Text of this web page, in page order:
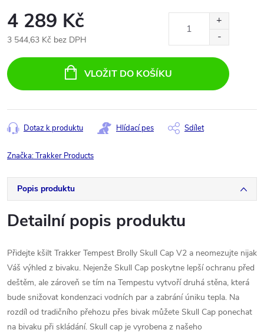
4 289 Kč
3 544,63 Kč bez DPH
cena:
VLOŽIT DO KOŠÍKU
Dotaz k produktu Hlídací pes Sdílet
Značka:Trakker Products
Popis produktu
Detailní popis produktu
Přidejte kšilt Trakker Tempest Brolly Skull Cap V2 a neomezujte nijak
Váš výhled z bivaku. Nejenže Skull Cap poskytne lepší ochranu před
deštěm, ale zároveň se tím na Tempestu vytvoří druhá stěna, která
bude snižovat kondenzaci vodních par a zabrání úniku tepla. Na
rozdíl od tradičního přehozu přes bivak můžete Skull Cap ponechat
na bivaku při skládání. Skull cap je vyrobena z našeho